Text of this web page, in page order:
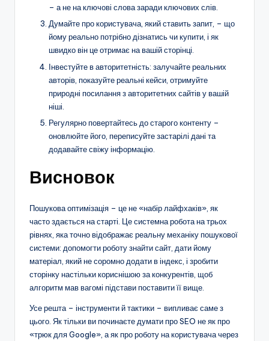
– а не на ключові слова заради ключових слів.
Думайте про користувача, який ставить запит, – що
йому реально потрібно дізнатись чи купити, і як
швидко він це отримає на вашій сторінці.
Інвестуйте в авторитетність: залучайте реальних
авторів, показуйте реальні кейси, отримуйте
природні посилання з авторитетних сайтів у вашій
ніші.
Регулярно повертайтесь до старого контенту –
оновлюйте його, переписуйте застарілі дані та
додавайте свіжу інформацію.
Висновок
Пошукова оптимізація – це не «набір лайфхаків», як
часто здається на старті. Це системна робота на трьох
рівнях, яка точно відображає реальну механіку пошукової
системи: допомогти роботу знайти сайт, дати йому
матеріал, який не соромно додати в індекс, і зробити
сторінку настільки кориснішою за конкурентів, щоб
алгоритм мав вагомі підстави поставити її вище.
Усе решта – інструменти й тактики – випливає саме з
цього. Як тільки ви починаєте думати про SEO не як про
«трюк для Google», а як про роботу на користувача через